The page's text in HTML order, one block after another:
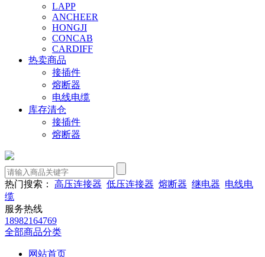
LAPP
ANCHEER
HONGJI
CONCAB
CARDIFF
热卖商品
接插件
熔断器
电线电缆
库存清仓
接插件
熔断器
热门搜索： 高压连接器 低压连接器 熔断器 继电器 电线电
缆
服务热线
18982164769
全部商品分类
网站首页